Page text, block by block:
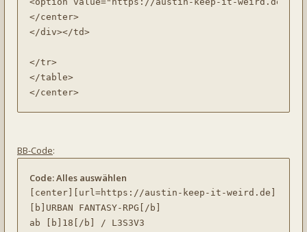
</center>
</div></td>
</tr>
</table>
</center>
BB-Code:
Code:Alles auswählen
[center][url=https://austin-keep-it-
[b]URBAN FANTASY-RPG[/b]
ab [b]18[/b] / L3S3V3